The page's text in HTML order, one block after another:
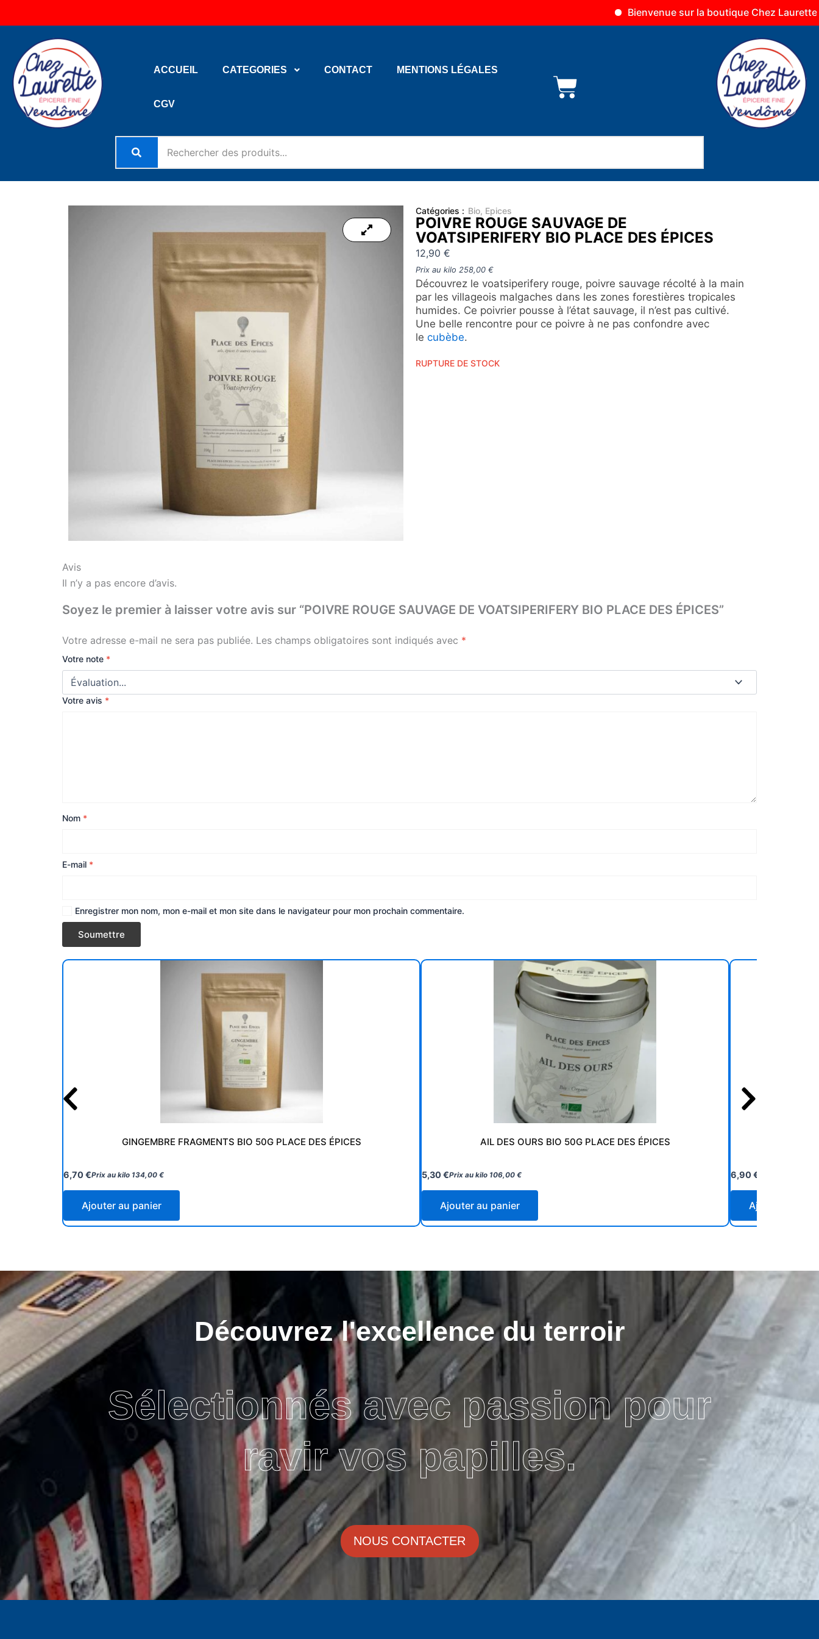
Bienvenue sur la boutique Chez Laurette Vendôme
au
ACCUEIL CATEGORIES CONTACT MENTIONS LÉGALES
CGV
Catégories : Bio, Epices
POIVRE ROUGE SAUVAGE DE
VOATSIPERIFERY BIO PLACE DES ÉPICES
12,90 €
Prix au kilo 258,00 €
Découvrez le voatsiperifery rouge, poivre sauvage récolté à la main
par les villageois malgaches dans les zones forestières tropicales
humides. Ce poivrier pousse à l’état sauvage, il n’est pas cultivé.
Une belle rencontre pour ce poivre à ne pas confondre avec
le cubèbe.
RUPTURE DE STOCK
Avis
Il n’y a pas encore d’avis.
Soyez le premier à laisser votre avis sur “POIVRE ROUGE SAUVAGE DE VOATSIPERIFERY BIO PLACE DES ÉPICES”
Votre adresse e-mail ne sera pas publiée. Les champs obligatoires sont indiqués avec *
Votre note *
Votre avis *
Nom *
E-mail *
Enregistrer mon nom, mon e-mail et mon site dans le navigateur pour mon prochain commentaire.
GINGEMBRE FRAGMENTS BIO 50G PLACE DES ÉPICES
6,70€Prix au kilo 134,00 €
Ajouter au panier
AIL DES OURS BIO 50G PLACE DES ÉPICES
5,30€Prix au kilo 106,00 €
Ajouter au panier
6,90€
Ajouter au
Découvrez l'excellence du terroir
Sélectionnés avec passion pour
ravir vos papilles.
NOUS CONTACTER